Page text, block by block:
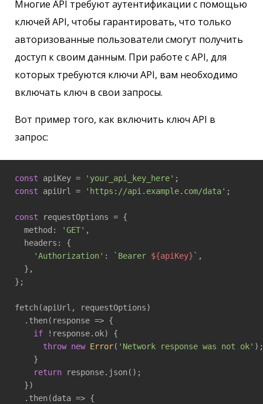
Многие API требуют аутентификации с помощью
ключей API, чтобы гарантировать, что только
авторизованные пользователи смогут получить
доступ к своим данным. При работе с API, для
которых требуются ключи API, вам необходимо
включать ключ в свои запросы.
Вот пример того, как включить ключ API в
запрос:
const apiKey = 'your_api_key_here'
const apiUrl = 'https://api.example.com/data' ;
const requestOptions = {
  method:
'GET' ,
  headers: {
'Authorization' : `Bearer ${apiKey} ` ,
  },
};
fetch(apiUrl, requestOptions)
  .then(
response => {
if !response.ok) {
throw new Error( 'Network response was not ok' );
    }
return response.json();
  })
  .then(
data => {